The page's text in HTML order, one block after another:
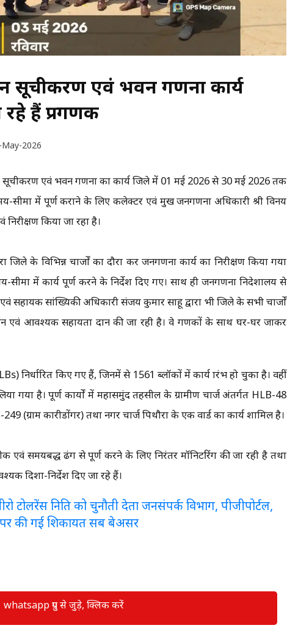
सूचीकरण एवं भवन गणना कार्य
रहे हैं प्रगणक
2026
सूचीकरण एवं भवन गणना का कार्य जिले में 01 मई 2026 से 30 मई 2026 तक
सीमा में पूर्ण कराने के लिए कलेक्टर एवं प्रमुख जनगणना अधिकारी श्री विनय
किया जा रहा है।
के विभिन्न चार्जों का दौरा कर जनगणना कार्य का निरीक्षण किया गया
सीमा में कार्य पूर्ण करने के निर्देश दिए गए। साथ ही जनगणना निदेशालय से
सहायक सांख्यिकी अधिकारी संजय कुमार साहू द्वारा भी जिले के सभी चार्जों
एवं आवश्यक सहायता प्रदान की जा रही है। वे प्रगणकों के साथ घर-घर जाकर
निर्धारित किए गए हैं, जिनमें से 1561 ब्लॉकों में कार्य प्रारंभ हो चुका है। वहीं
गया है। पूर्ण कार्यों में महासमुंद तहसील के ग्रामीण चार्ज अंतर्गत HLB-48
(ग्राम कारीडोंगर) तथा नगर चार्ज पिथौरा के एक वार्ड का कार्य शामिल है।
एवं समयबद्ध ढंग से पूर्ण करने के लिए निरंतर मॉनिटरिंग की जा रही है तथा
दिशा-निर्देश दिए जा रहे हैं।
टोलरेंस निति को चुनौती देता जनसंपर्क विभाग, पीजीपोर्टल,
की गई शिकायत सब बेअसर
whatsapp ग्रुप से जुड़े, क्लिक करें